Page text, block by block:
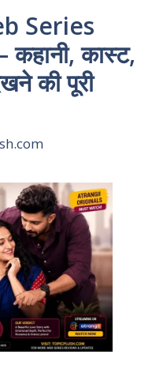
Series
कास्ट,
की पूरी